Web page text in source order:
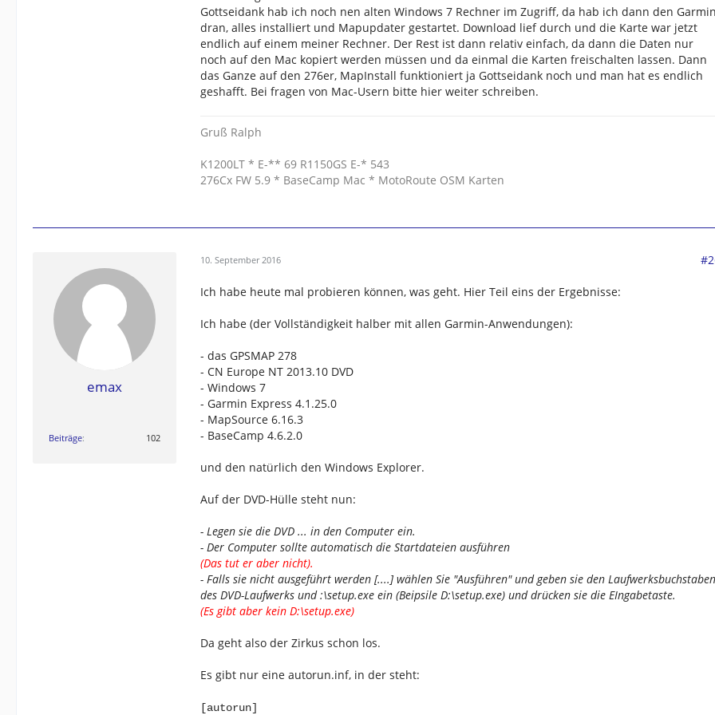
Gottseidank hab ich noch nen alten Windows 7 Rechner im Zugriff, da hab ich dann den
dran, alles installiert und Mapupdater gestartet. Download lief durch und die Karte war jetzt
endlich auf einem meiner Rechner. Der Rest ist dann relativ einfach, da dann die Daten nur
noch auf den Mac kopiert werden müssen und da einmal die Karten freischalten lassen. Dann
das Ganze auf den 276er, MapInstall funktioniert ja Gottseidank noch und man hat es endlich
geshafft. Bei fragen von Mac-Usern bitte hier weiter schreiben.
Gruß Ralph
K1200LT * E-** 69 R1150GS E-* 543
276Cx FW 5.9 * BaseCamp Mac * MotoRoute OSM Karten
emax
Beiträge 102
10. September 2016
Ich habe heute mal probieren können, was geht. Hier Teil eins der Ergebnisse:
Ich habe (der Vollständigkeit halber mit allen Garmin-Anwendungen):
- das GPSMAP 278
- CN Europe NT 2013.10 DVD
- Windows 7
- Garmin Express 4.1.25.0
- MapSource 6.16.3
- BaseCamp 4.6.2.0
und den natürlich den Windows Explorer.
Auf der DVD-Hülle steht nun:
- Legen sie die DVD ... in den Computer ein.
- Der Computer sollte automatisch die Startdateien ausführen
(Das tut er aber nicht).
- Falls sie nicht ausgeführt werden [....] wählen Sie "Ausführen" und geben sie den Laufwerksbuchstaben
des DVD-Laufwerks und :\setup.exe ein (Beipsile D:\setup.exe) und drücken sie die EIngabetaste.
(Es gibt aber kein D:\setup.exe)
Da geht also der Zirkus schon los.
Es gibt nur eine autorun.inf, in der steht:
[autorun]